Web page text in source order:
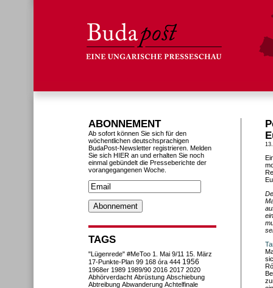
ABONNEMENT
Ab sofort können Sie sich für den
wöchentlichen deutschsprachigen
BudaPost-Newsletter registrieren. Melden
Sie sich HIER an und erhalten Sie noch
einmal gebündelt die Presseberichte der
vorangegangenen Woche.
TAGS
"Lügenrede" #MeToo 1. Mai 9/11 15. März
17-Punkte-Plan 99 168 óra 444 1956
1968er 1989 1989/90 2016 2017 2020
Abhörverdacht Abrüstung Abschiebung
Abtreibung Abwanderung Achtelfinale